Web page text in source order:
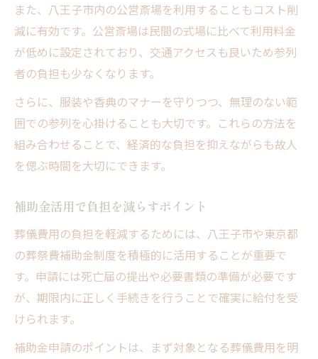
また、八王子市内の公営斎場を利用することもコスト削
減に有効です。公営斎場は民間の式場に比べて利用料金
が低めに設定されており、交通アクセスも良いため参列
者の負担も少なくなります。
さらに、服装や香典のマナーを守りつつ、無理のない範
囲での参列を心掛けることも大切です。これらの方法を
組み合わせることで、経済的な負担を抑えながらも故人
を偲ぶ時間を大切にできます。
補助金活用で負担を減らすポイント
葬儀費用の負担を軽減するためには、八王子市や東京都
の葬祭費補助金制度を積極的に活用することが重要で
す。申請には死亡届の提出や必要書類の準備が必要です
が、期限内に正しく手続きを行うことで確実に給付を受
けられます。
補助金申請のポイントは、まず対象となる葬儀費用を明